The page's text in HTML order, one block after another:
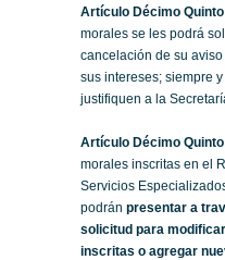
Artículo Décimo Quinto
morales se les podrá
cancelación de su
sus intereses; siempre
justifiquen a la
Artículo Décimo Quinto
morales inscritas en el
Servicios
podrán presentar a
solicitud para
inscritas o agregar